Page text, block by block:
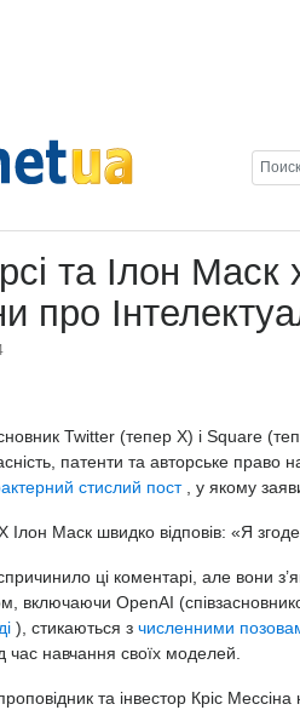
та Ілон Маск
про
Twitter (тепер X) і Square
патенти та авторське право
стислий пост, у якому
Ілон Маск швидко відповів: «Я
ці коментарі, але вони
включаючи OpenAI
), стикаються з численними
час навчання своїх моделей.
та інвестор Кріс